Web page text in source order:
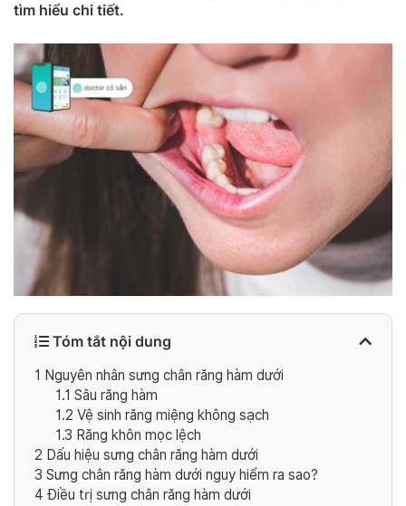
tìm hiểu chi tiết.
Tóm tắt nội dung
1 Nguyên nhân sưng chân răng hàm dưới
1.1 Sâu răng hàm
1.2 Vệ sinh răng miệng không sạch
1.3 Răng khôn mọc lệch
2 Dấu hiệu sưng chân răng hàm dưới
3 Sưng chân răng hàm dưới nguy hiểm ra sao?
4 Điều trị sưng chân răng hàm dưới